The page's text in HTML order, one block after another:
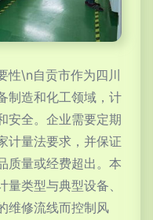
性\n自贡市作为四川
制造和化工领域，计
安全。企业需要定期
计量法要求，并保证
质量或经费超出。本
类型与典型设备、
维修流线而控制风